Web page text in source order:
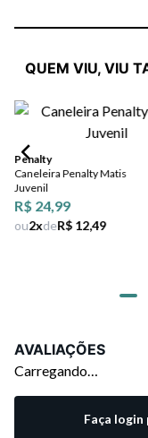
QUEM VIU, VIU
Penalty
Caneleira Penalty Matis
Juvenil
R$ 24,99
ou2xdeR$ 12,49
AVALIAÇÕES
Carregando…
Faça login